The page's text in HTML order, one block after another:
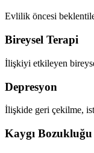
Evlilik öncesi
Bireysel Terapi
İlişkiyi etkileyen
Depresyon
İlişkide geri çekilme,
Kaygı